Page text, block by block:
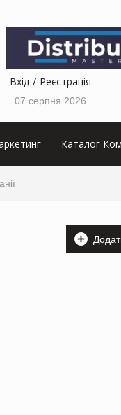
Вхід Реєстрація
07 серпня 2026
Каталог